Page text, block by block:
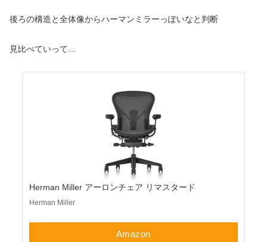
後ろの構造と全体像からハーマンミラーっぽいなと判断
見比べていって…
Herman Miller アーロンチェア リマスタード
Herman Miller
Amazon